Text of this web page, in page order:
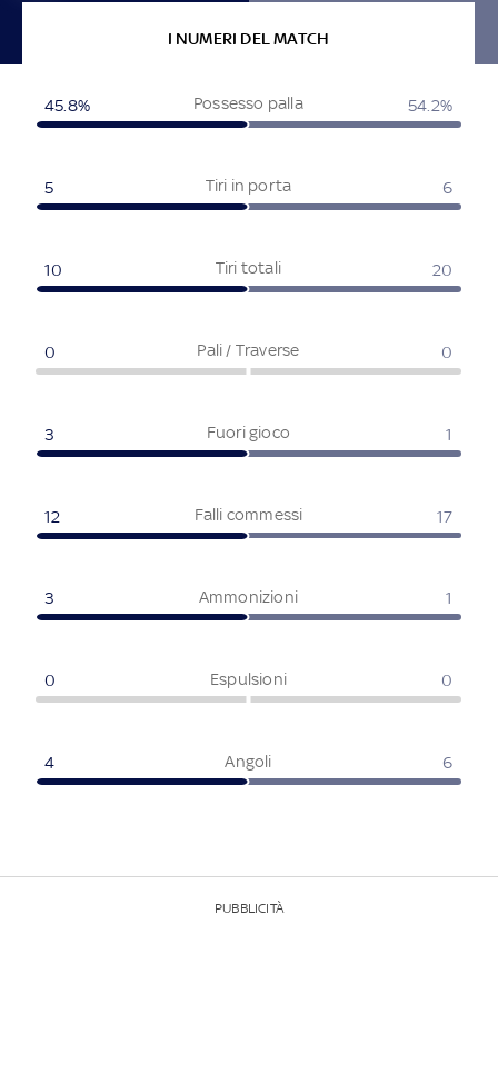
I NUMERI DEL MATCH
Possesso palla
45.8% 54.2%
Tiri in porta
5 6
Tiri totali
10 20
Pali / Traverse
0 0
Fuori gioco
3 1
Falli commessi
12 17
Ammonizioni
3 1
Espulsioni
0 0
Angoli
4 6
PUBBLICITÀ